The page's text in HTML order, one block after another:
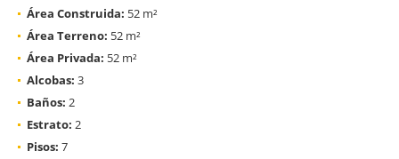
Área Construida: 52 m²
Área Terreno: 52 m²
Área Privada: 52 m²
Alcobas: 3
Baños: 2
Estrato: 2
Pisos: 7